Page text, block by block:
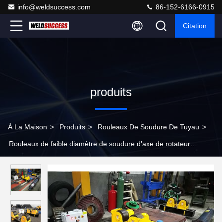
info@weldsuccess.com 86-152-6166-0915
Citation
produits
À La Maison > Produits > Rouleaux De Soudure De Tuyau >
Rouleaux de faible diamètre de soudure d'axe de rotateur